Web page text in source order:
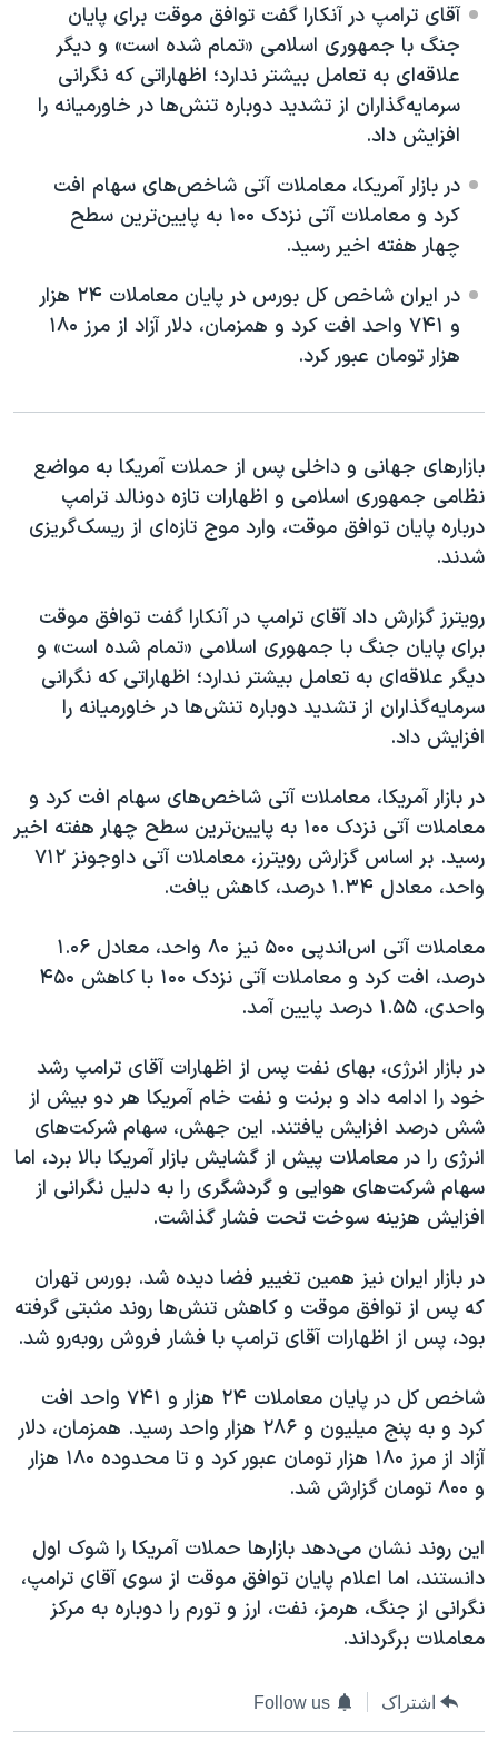
نرگس محمدی برنده جایزه نوبل صلح
همایش محافظه‌کاران آمریکا «سی‌پک»
صفحه‌های ویژه
آقای ترامپ در آنکارا گفت توافق موقت برای پایان
جنگ با جمهوری اسلامی «تمام شده است» و دیگر
علاقه‌ای به تعامل بیشتر ندارد؛ اظهاراتی که نگرانی
سرمایه‌گذاران از تشدید دوباره تنش‌ها در خاورمیانه را
افزایش داد.
در بازار آمریکا، معاملات آتی شاخص‌های سهام افت
کرد و معاملات آتی نزدک ۱۰۰ به پایین‌ترین سطح
چهار هفته اخیر رسید.
در ایران شاخص کل بورس در پایان معاملات ۲۴ هزار
و ۷۴۱ واحد افت کرد و همزمان، دلار آزاد از مرز ۱۸۰
هزار تومان عبور کرد.
بازارهای جهانی و داخلی پس از حملات آمریکا به مواضع
نظامی جمهوری اسلامی و اظهارات تازه دونالد ترامپ
درباره پایان توافق موقت، وارد موج تازه‌ای از ریسک‌گریزی
شدند.
رویترز گزارش داد آقای ترامپ در آنکارا گفت توافق موقت
برای پایان جنگ با جمهوری اسلامی «تمام شده است» و
دیگر علاقه‌ای به تعامل بیشتر ندارد؛ اظهاراتی که نگرانی
سرمایه‌گذاران از تشدید دوباره تنش‌ها در خاورمیانه را
افزایش داد.
در بازار آمریکا، معاملات آتی شاخص‌های سهام افت کرد و
معاملات آتی نزدک ۱۰۰ به پایین‌ترین سطح چهار هفته اخیر
رسید. بر اساس گزارش رویترز، معاملات آتی داوجونز ۷۱۲
واحد، معادل ۱.۳۴ درصد، کاهش یافت.
معاملات آتی اس‌اندپی ۵۰۰ نیز ۸۰ واحد، معادل ۱.۰۶
درصد، افت کرد و معاملات آتی نزدک ۱۰۰ با کاهش ۴۵۰
واحدی، ۱.۵۵ درصد پایین آمد.
در بازار انرژی، بهای نفت پس از اظهارات آقای ترامپ رشد
خود را ادامه داد و برنت و نفت خام آمریکا هر دو بیش از
شش درصد افزایش یافتند. این جهش، سهام شرکت‌های
انرژی را در معاملات پیش از گشایش بازار آمریکا بالا برد، اما
سهام شرکت‌های هوایی و گردشگری را به دلیل نگرانی از
افزایش هزینه سوخت تحت فشار گذاشت.
در بازار ایران نیز همین تغییر فضا دیده شد. بورس تهران
که پس از توافق موقت و کاهش تنش‌ها روند مثبتی گرفته
بود، پس از اظهارات آقای ترامپ با فشار فروش روبه‌رو شد.
شاخص کل در پایان معاملات ۲۴ هزار و ۷۴۱ واحد افت
کرد و به پنج میلیون و ۲۸۶ هزار واحد رسید. همزمان، دلار
آزاد از مرز ۱۸۰ هزار تومان عبور کرد و تا محدوده ۱۸۰ هزار
و ۸۰۰ تومان گزارش شد.
این روند نشان می‌دهد بازارها حملات آمریکا را شوک اول
دانستند، اما اعلام پایان توافق موقت از سوی آقای ترامپ،
نگرانی از جنگ، هرمز، نفت، ارز و تورم را دوباره به مرکز
معاملات برگرداند.
اشتراک Follow us